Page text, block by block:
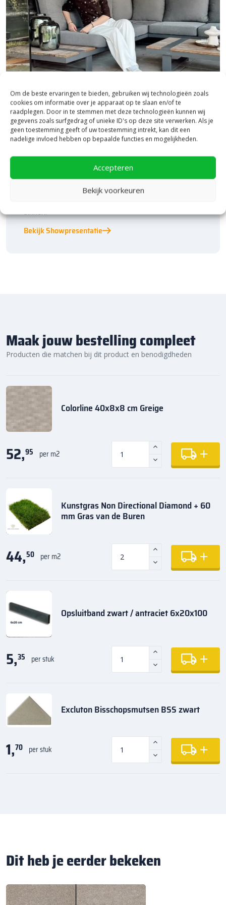
Om de beste ervaringen te bieden, gebruiken wij technologieën zoals
cookies om informatie over je apparaat op te slaan en/of te
raadplegen. Door in te stemmen met deze technologieën kunnen wij
gegevens zoals surfgedrag of unieke ID's op deze site verwerken. Als je
geen toestemming geeft of uw toestemming intrekt, kan dit een
nadelige invloed hebben op bepaalde functies en mogelijkheden.
Accepteren
Bekijk voorkeuren
Colorline tegels
bij Bestratingsmarkt.com.
Bezoek onze vestiging in Heerde,
inspiratie binnen én buiten!
Laat je inspireren in ons 2.500 m² experience centre,
binnen én buiten. Hier ontdek je de nieuwste
bestratingstrends, zie je materialen in het echt en krijg
je, als je dat wilt, specialistisch advies van ons team.
Bekijk Showpresentatie
Maak jouw bestelling compleet
Producten die matchen bij dit product en benodigdheden
Colorline 40x8x8 cm Greige
52,95 per m2
Kunstgras Non Directional Diamond + 60
mm Gras van de Buren
44,50 per m2
Opsluitband zwart / antraciet 6x20x100
5,35 per stuk
Excluton Bisschopsmutsen BSS zwart
1,70 per stuk
Dit heb je eerder bekeken